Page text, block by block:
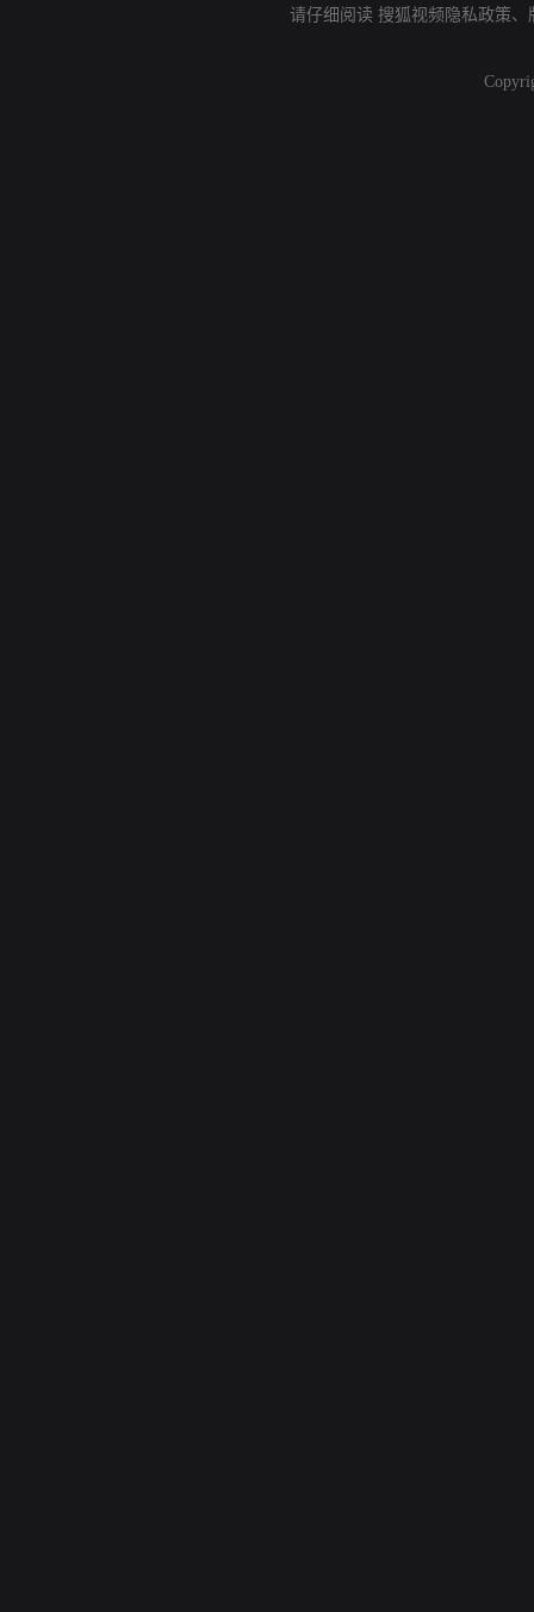
请仔细阅读 搜狐视频隐私政策、